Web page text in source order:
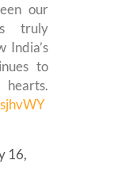
our
truly
India’s
to
16,